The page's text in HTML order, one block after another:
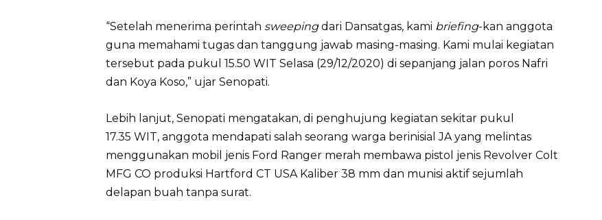
“Setelah menerima perintah sweepingdari Dansatgas, kami briefing-kan anggota
guna memahami tugas dan tanggung jawab masing-masing. Kami mulai kegiatan
tersebut pada pukul 15.50 WIT Selasa (29/12/2020) di sepanjang jalan poros Nafri
dan Koya Koso,” ujar Senopati.
Lebih lanjut, Senopati mengatakan, di penghujung kegiatan sekitar pukul
17.35 WIT, anggota mendapati salah seorang warga berinisial JA yang melintas
menggunakan mobil jenis Ford Ranger merah membawa pistol jenis Revolver Colt
MFG CO produksi Hartford CT USA Kaliber 38 mm dan munisi aktif sejumlah
delapan buah tanpa surat.